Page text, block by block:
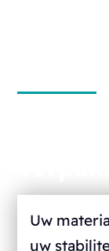
Uw
uw